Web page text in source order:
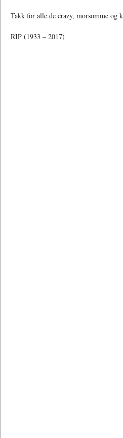
Takk for alle de crazy, morsomme og
RIP (1933 – 2017)